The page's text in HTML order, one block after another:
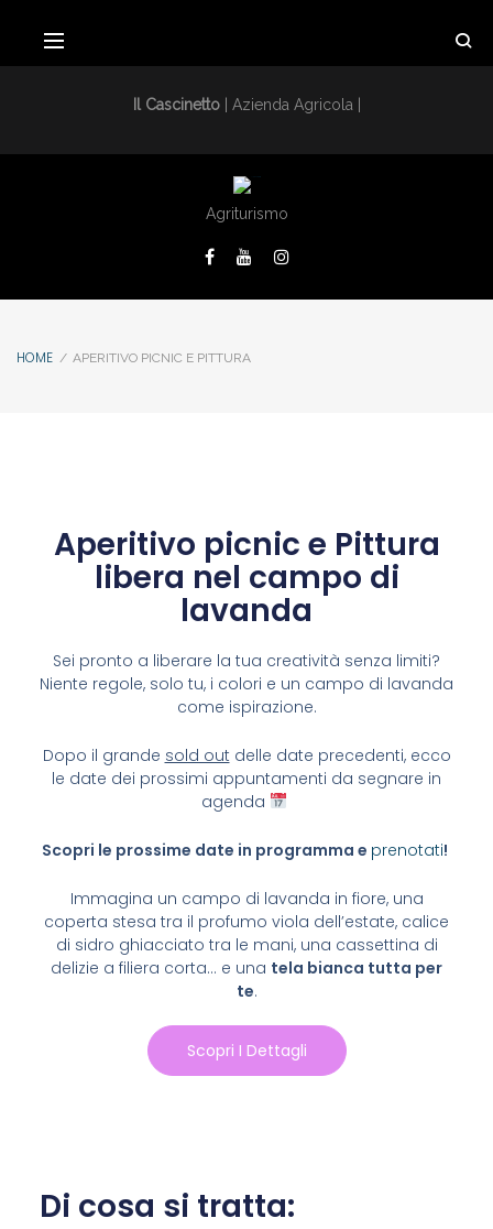
Il Cascinetto| Azienda Agricola |
Agriturismo
HOME / APERITIVO PICNIC E PITTURA
Aperitivo picnic e Pittura
libera nel campo di
lavanda
Sei pronto a liberare la tua creatività senza limiti?
Niente regole, solo tu, i colori e un campo di lavanda
come ispirazione.
Dopo il grande sold out delle date precedenti, ecco
le date dei prossimi appuntamenti da segnare in
agenda
Scopri le prossime date in programma e prenotati!
Immagina un campo di lavanda in fiore, una
coperta stesa tra il profumo viola dell’estate, calice
di sidro ghiacciato tra le mani, una cassettina di
delizie a filiera corta… e una tela bianca tutta per
te.
Scopri I Dettagli
Di cosa si tratta: